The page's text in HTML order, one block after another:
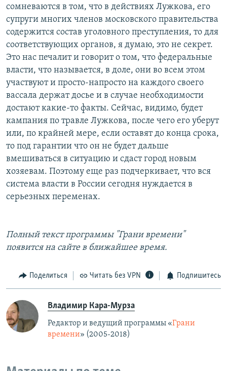
сомневаются в том, что в действиях Лужкова, его
супруги многих членов московского правительства
содержится состав уголовного преступления, то для
соответствующих органов, я думаю, это не секрет.
Это нас печалит и говорит о том, что федеральные
власти, что называется, в доле, они во всем этом
участвуют и просто-напросто на каждого своего
вассала держат досье и в случае необходимости
достают какие-то факты. Сейчас, видимо, будет
кампания по травле Лужкова, после чего его уберут
или, по крайней мере, если оставят до конца срока,
то под гарантии что он не будет дальше
вмешиваться в ситуацию и сдаст город новым
хозяевам. Поэтому еще раз подчеркивает, что вся
система власти в России сегодня нуждается в
серьезных переменах.
Полный текст программы "Грани времени"
появится на сайте в ближайшее время.
Поделиться Читать без VPN Подпишитесь
Владимир Кара-Мурза
Редактор и ведущий программы «Грани
времени» (2005-2018)